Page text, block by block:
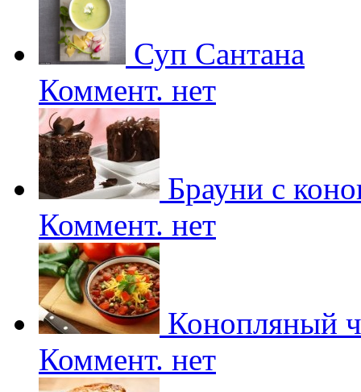
Суп Сантана
Коммент. нет
Брауни с
Коммент. нет
Конопляный
Коммент. нет